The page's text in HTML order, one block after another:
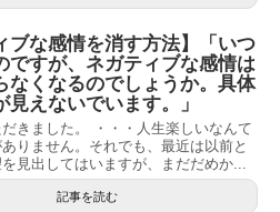
ブな感情を消す方法】「いつ
ですが、ネガティブな感情は
なくなるのでしょうか。具体
見えないでいます。」
きました。 ・・・人生楽しいなんて
りません。それでも、最近は以前と
見出してはいますが、まだだめか...
記事を読む